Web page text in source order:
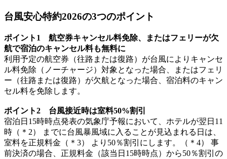
台風安心特約2026の3つのポイント
ポイント1 航空券キャンセル料免除、またはフェリーが欠
航で宿泊のキャンセル料も無料に
利用予定の航空券（往路または復路）が台風によりキャンセ
ル料免除（ノーチャージ）対象となった場合、またはフェリ
ー（往路または復路）が欠航となった場合、宿泊料のキャン
セル料を免除します。
ポイント2 台風接近時は室料50%割引
宿泊日15時時点発表の気象庁予報において、ホテルが翌日11
時（＊2） までに台風暴風域に入ることが見込まれる日は、
室料を正規料金（＊3） より50％割引にします。（＊4） 事
前決済の場合、正規料金（該当日15時時点）から50％割引の